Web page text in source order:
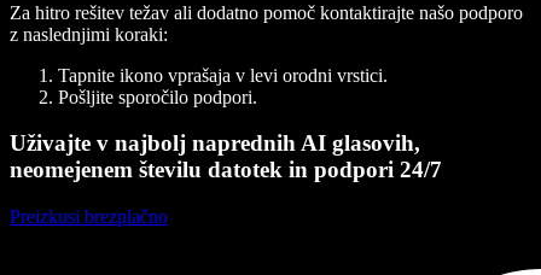
Za hitro rešitev težav ali dodatno pomoč kontaktirajte našo podporo
z naslednjimi koraki:
Tapnite ikono vprašaja v levi orodni vrstici.
Pošljite sporočilo podpori.
Uživajte v najbolj naprednih AI glasovih,
neomejenem številu datotek in podpori 24/7
Preizkusi brezplačno